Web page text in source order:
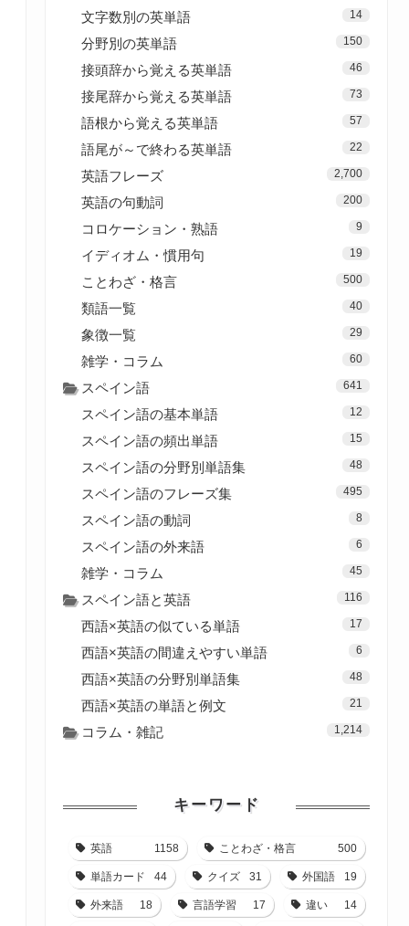
文字数別の英単語 14
分野別の英単語 150
接頭辞から覚える英単語 46
接尾辞から覚える英単語 73
語根から覚える英単語 57
語尾が～で終わる英単語 22
英語フレーズ 2,700
英語の句動詞 200
コロケーション・熟語 9
イディオム・慣用句 19
ことわざ・格言 500
類語一覧 40
象徴一覧 29
雑学・コラム 60
スペイン語 641
スペイン語の基本単語 12
スペイン語の頻出単語 15
スペイン語の分野別単語集 48
スペイン語のフレーズ集 495
スペイン語の動詞 8
スペイン語の外来語 6
雑学・コラム 45
スペイン語と英語 116
西語×英語の似ている単語 17
西語×英語の間違えやすい単語 6
西語×英語の分野別単語集 48
西語×英語の単語と例文 21
コラム・雑記 1,214
キーワード
英語 1158 ことわざ・格言 500
単語カード 44 クイズ 31 外国語 19
外来語 18 言語学習 17 違い 14